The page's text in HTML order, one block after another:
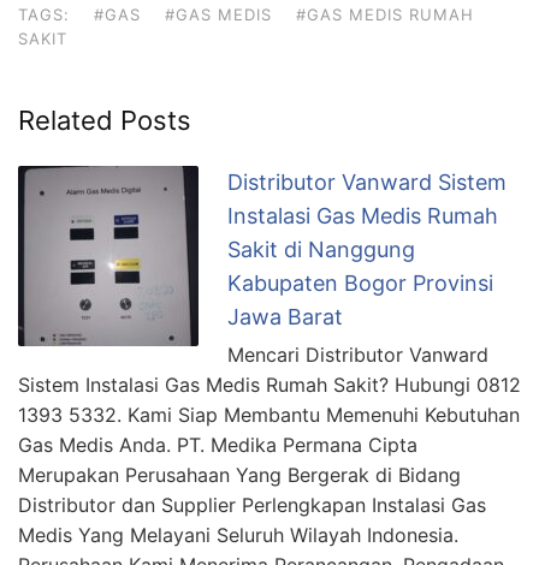
TAGS: #GAS #GAS MEDIS
#GAS MEDIS RUMAH
SAKIT
Related Posts
Distributor Vanward Sistem
Instalasi Gas Medis Rumah
Sakit di Nanggung
Kabupaten Bogor Provinsi
Jawa Barat
Mencari Distributor Vanward
Sistem Instalasi Gas Medis Rumah Sakit? Hubungi 0812
1393 5332. Kami Siap Membantu Memenuhi Kebutuhan
Gas Medis Anda. PT. Medika Permana Cipta
Merupakan Perusahaan Yang Bergerak di Bidang
Distributor dan Supplier Perlengkapan Instalasi Gas
Medis Yang Melayani Seluruh Wilayah Indonesia.